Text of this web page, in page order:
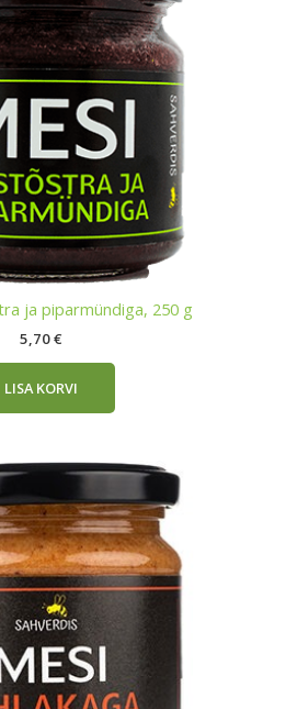
ja piparmündiga, 250 g
5,70€
LISA KORVI